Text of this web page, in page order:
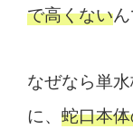
で高くないん
なぜなら単
に、 蛇口本